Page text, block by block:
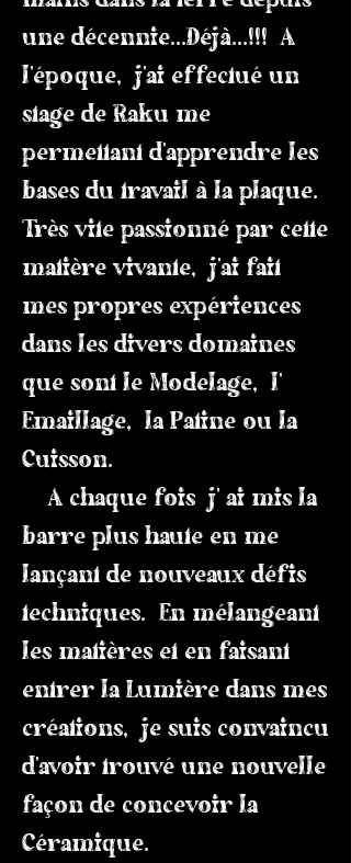
une décennie...Déjà...!!! A
l'époque, j'ai effectué un
stage de Raku me
permettant d'apprendre les
bases du travail à la plaque.
Très vite passionné par cette
matière vivante, j'ai fait
mes propres expériences
dans les divers domaines
que sont le Modelage, l'
Emaillage, la Patine ou la
Cuisson.
A chaque fois j' ai mis la
barre plus haute en me
lançant de nouveaux défis
techniques. En mélangeant
les matières et en faisant
entrer la Lumière dans mes
créations, je suis convaincu
d'avoir trouvé une nouvelle
façon de concevoir la
Céramique.